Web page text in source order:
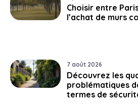
Choisir entre
l’achat de murs
7 août 2026
Découvrez les
problématiques
termes de